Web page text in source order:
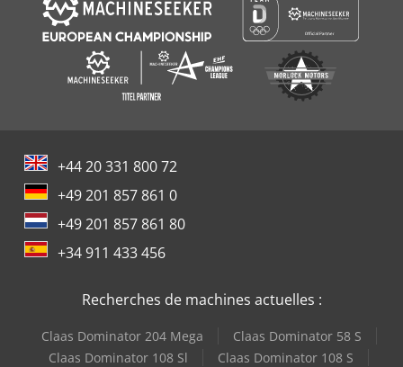
+44 20 331 800 72
+49 201 857 861 0
+49 201 857 861 80
+34 911 433 456
Recherches de machines actuelles :
Claas Dominator 204 Mega
Claas Dominator 58 S
Claas Dominator 108 Sl
Claas Dominator 108 S